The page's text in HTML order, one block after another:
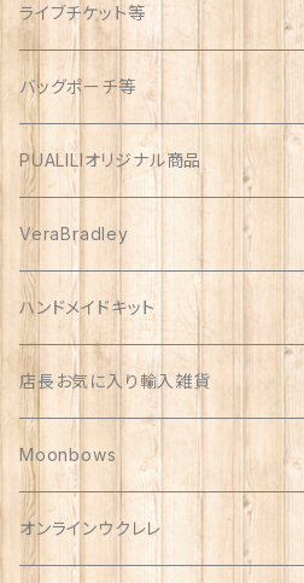
ハワイアン
オックス
アソート
ライブチケット等
バッグポーチ等
PUALILIオリジナル商品
プアリリグッズ
しんのす家グッズ
ハンドメイド品
VeraBradley
ハンドメイドキット
店長お気に入り輸入雑貨
Polish Pottery
Vera Bradley
Moonbows
オンラインウクレレ